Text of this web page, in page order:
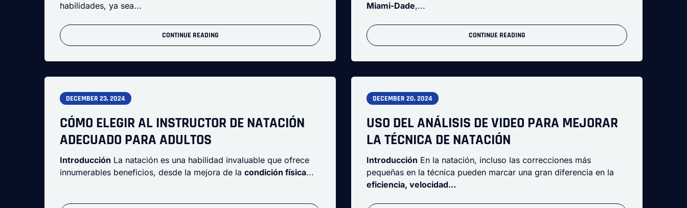
habilidades, ya sea...
CONTINUE READING
Miami-Dade,...
CONTINUE READING
DECEMBER 23, 2024
CÓMO ELEGIR AL INSTRUCTOR DE NATACIÓN
ADECUADO PARA ADULTOS
Introducción La natación es una habilidad invaluable que ofrece
innumerables beneficios, desde la mejora de la condición física...
DECEMBER 20, 2024
USO DEL ANÁLISIS DE VIDEO PARA MEJORAR
LA TÉCNICA DE NATACIÓN
Introducción En la natación, incluso las correcciones más
pequeñas en la técnica pueden marcar una gran diferencia en la
eficiencia, velocidad...